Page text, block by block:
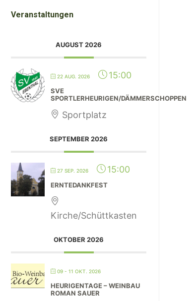
Veranstaltungen
AUGUST 2026
22 AUG. 2026 15:00
SVE
SPORTLERHEURIGEN/DÄMMERSCHOPPEN
Sportplatz
SEPTEMBER 2026
27 SEP. 2026 15:00
ERNTEDANKFEST
Kirche/Schüttkasten
OKTOBER 2026
09 - 11 OKT. 2026
HEURIGENTAGE – WEINBAU
ROMAN SAUER